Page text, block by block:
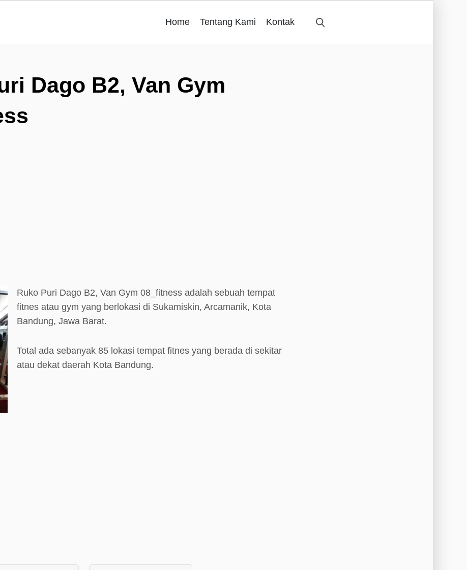
Home Tentang Kami Kontak
Dago B2, Van Gym
Ruko Puri Dago B2, Van Gym 08_fitness adalah sebuah tempat
fitnes atau gym yang berlokasi di Sukamiskin, Arcamanik, Kota
Bandung, Jawa Barat.
Total ada sebanyak 85 lokasi tempat fitnes yang berada di sekitar
atau dekat daerah Kota Bandung.